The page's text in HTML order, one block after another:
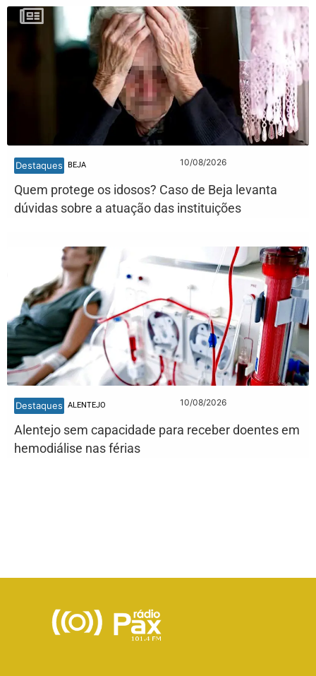
Destaques BEJA 10/08/2026
Quem protege os idosos? Caso de Beja levanta
dúvidas sobre a atuação das instituições
Destaques ALENTEJO 10/08/2026
Alentejo sem capacidade para receber doentes em
hemodiálise nas férias